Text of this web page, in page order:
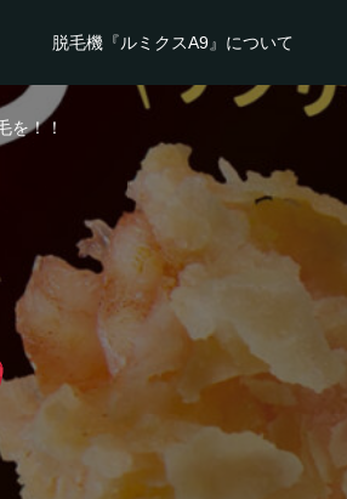
脱毛機『ルミクスA9』について
を！！